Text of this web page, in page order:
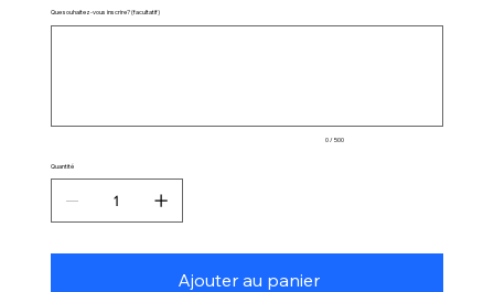
Que souhaitez-vous inscrire? (facultatif)
0 / 500
Quantité
Ajouter au panier